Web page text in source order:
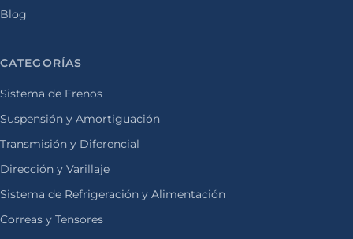
Blog
CATEGORÍAS
Sistema de Frenos
Suspensión y Amortiguación
Transmisión y Diferencial
Dirección y Varillaje
Sistema de Refrigeración y Alimentación
Correas y Tensores